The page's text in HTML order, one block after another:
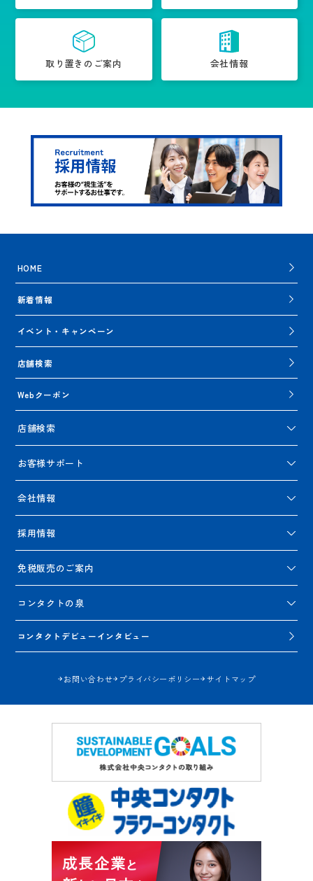
取り置きのご案内 会社情報
HOME
新着情報
イベント・キャンペーン
店舗検索
Webクーポン
店舗検索
お客様サポート
会社情報
採用情報
免税販売のご案内
コンタクトの泉
コンタクトデビューインタビュー
お問い合わせ プライバシーポリシー サイトマップ